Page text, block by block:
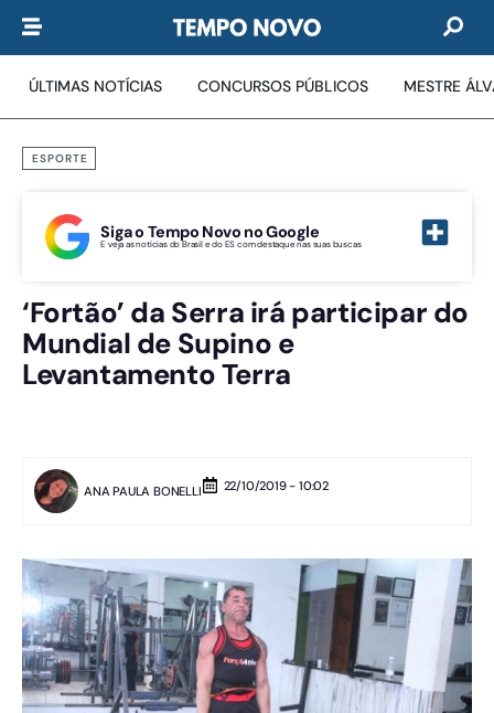
ÚLTIMAS NOTÍCIAS CONCURSOS PÚBLICOS MESTRE
ESPORTE
Siga o Tempo Novo no Google
E veja as notícias do Brasil e do ES com destaque nas suas buscas
‘Fortão’ da Serra irá participar do
Mundial de Supino e
Levantamento Terra
ANA PAULA BONELLI 22/10/2019 - 10:02